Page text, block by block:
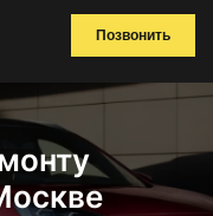
Позвонить